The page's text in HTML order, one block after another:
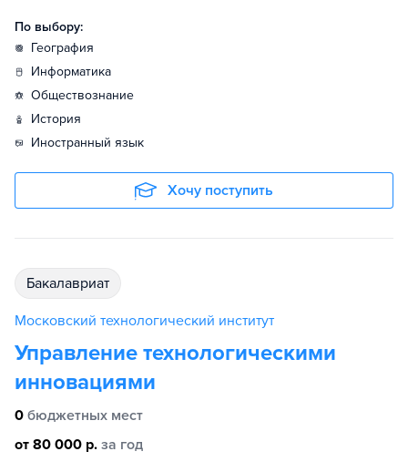
По выбору:
география
информатика
обществознание
история
иностранный язык
Хочу поступить
бакалавриат
Московский технологический институт
Управление технологическими
инновациями
0 бюджетных мест
от 80 000 р. за год